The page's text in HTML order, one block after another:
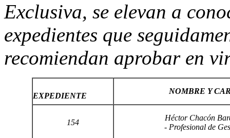
Exclusiva, se elevan a
expedientes que
recomiendan aprobar en
EXPEDIENTE
NOMBRE Y
154
Héctor Chacón
- Profesional de